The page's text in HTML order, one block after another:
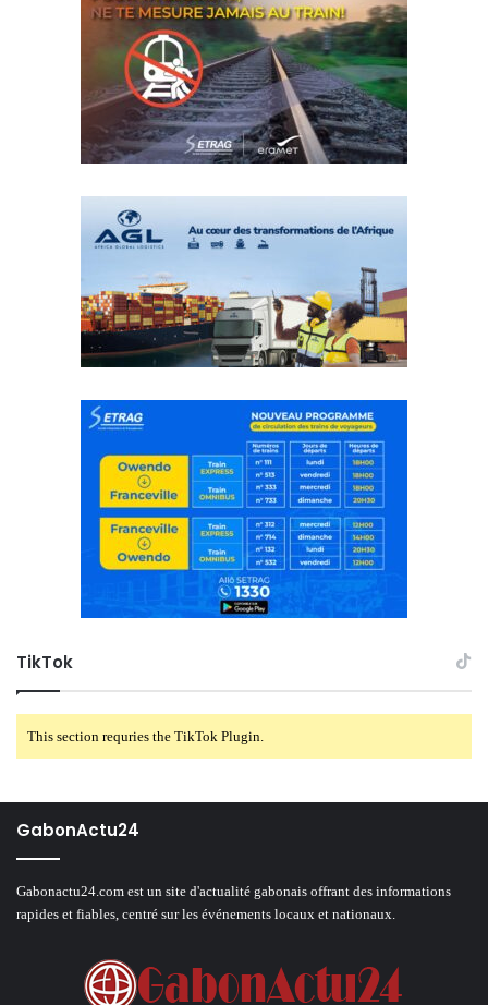
TikTok
This section requries the TikTok Plugin.
GabonActu24
Gabonactu24.com est un site d'actualité gabonais offrant des informations
rapides et fiables, centré sur les événements locaux et nationaux.